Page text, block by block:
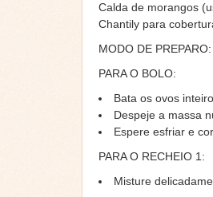
Calda de morangos
Chantily para
MODO DE PREPARO:
PARA O BOLO:
Bata os ovos
Despeje a massa
Espere esfriar e
PARA O RECHEIO 1:
Misture